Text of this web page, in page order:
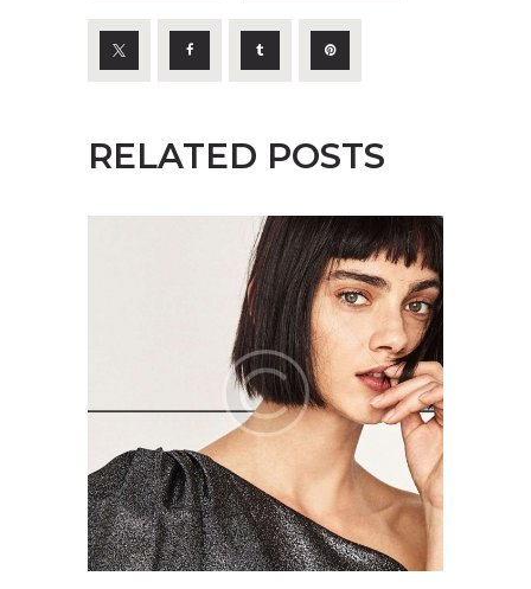
RELATED POSTS